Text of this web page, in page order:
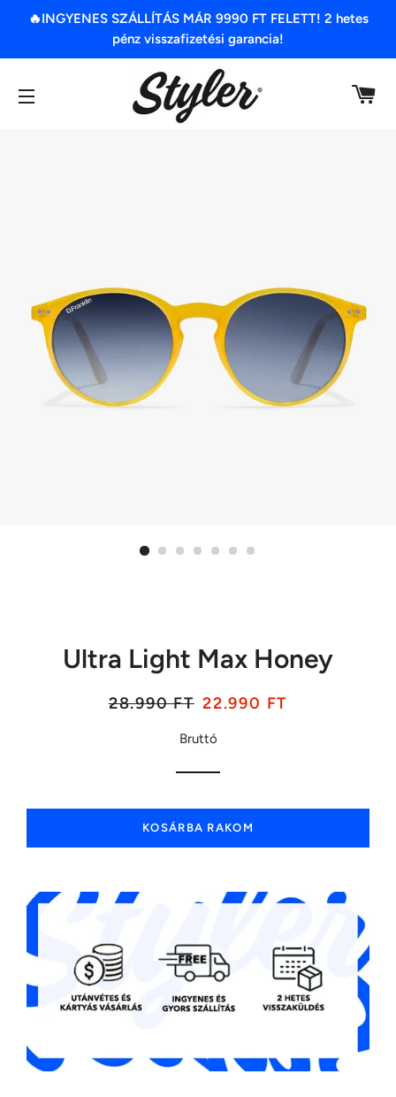
🔥INGYENES SZÁLLÍTÁS MÁR 9990 FT FELETT! 2 hetes
pénz visszafizetési garancia!
OLDAL NAVIGÁCIÓ
Ultra Light Max Honey
Listaár
28.990 FT Akciós
22.990 FT
Bruttó
KOSÁRBA RAKOM